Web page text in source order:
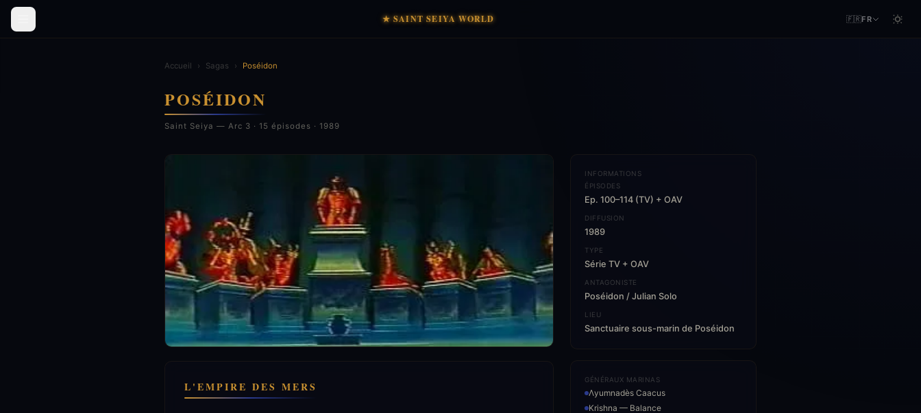
★ SAINT SEIYA WORLD 🇫🇷FR
Accueil › Sagas › Poséidon
POSÉIDON
Saint Seiya — Arc 3 · 15 épisodes · 1989
L'EMPIRE DES MERS
INFORMATIONS
ÉPISODES
Ep. 100–114 (TV) + OAV
DIFFUSION
1989
TYPE
Série TV + OAV
ANTAGONISTE
Poséidon / Julian Solo
LIEU
Sanctuaire sous-marin de Poséidon
GÉNÉRAUX MARINAS
Λyumnadès Caacus
Krishna — Balance